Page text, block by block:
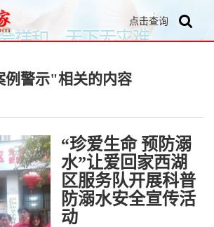
点击查询
例警示"相关的内容
“珍爱生命 预防溺
水”让爱回家西湖
区服务队开展科普
防溺水安全宣传活
动